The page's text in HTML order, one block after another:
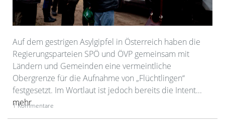
Auf dem gestrigen Asylgipfel in Österreich haben die
Regierungsparteien SPÖ und ÖVP gemeinsam mit
Ländern und Gemeinden eine vermeintliche
Obergrenze für die Aufnahme von „Flüchtlingen“
festgesetzt. Im Wortlaut ist jedoch bereits die Intent...
mehr
1 Kommentare